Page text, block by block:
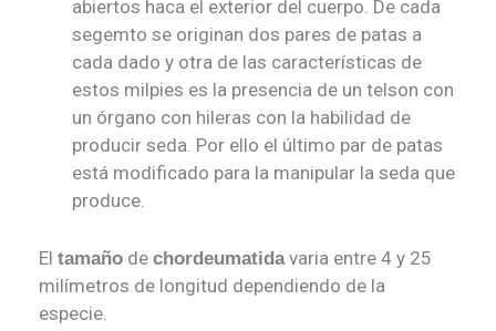
abiertos haca el exterior del cuerpo. De cada
segemto se originan dos pares de patas a
cada dado y otra de las características de
estos milpies es la presencia de un telson con
un órgano con hileras con la habilidad de
producir seda. Por ello el último par de patas
está modificado para la manipular la seda que
produce.
El tamaño de chordeumatidavaria entre 4 y 25
milímetros de longitud dependiendo de la
especie.